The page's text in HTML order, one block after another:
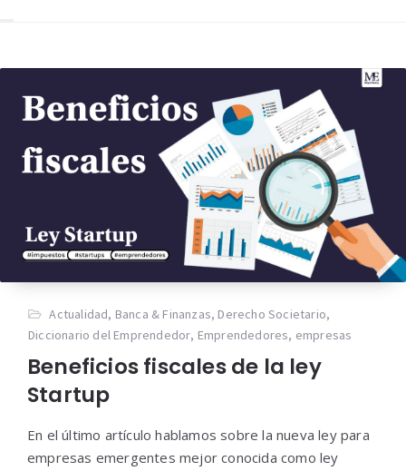
Actualidad, Banca & Finanzas, Derecho Societario,
Diccionario del Emprendedor, Emprendedores, empresas
Beneficios fiscales de la ley
Startup
En el último artículo hablamos sobre la nueva ley para
empresas emergentes mejor conocida como ley